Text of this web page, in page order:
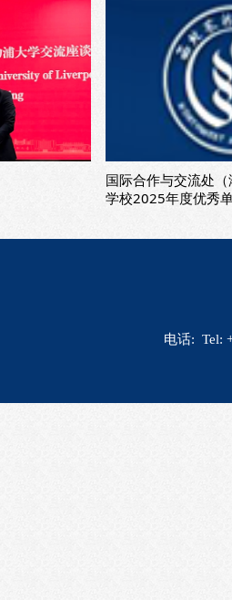
国际合作与交流处
学校2025年度优秀
电话: Tel: